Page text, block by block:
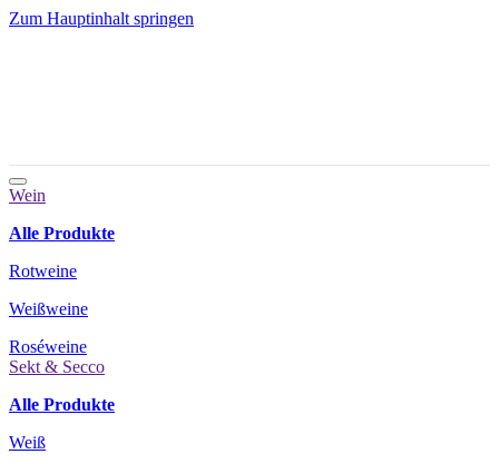
Zum Hauptinhalt springen
Wein
Alle Produkte
Rotweine
Weißweine
Roséweine
Sekt & Secco
Alle Produkte
Weiß